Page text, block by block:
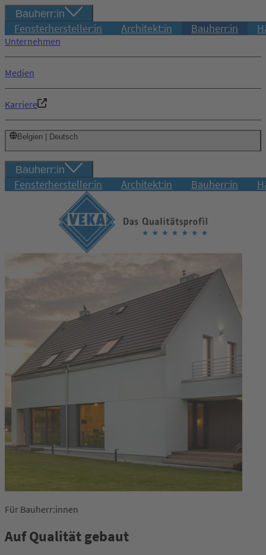
Bauherr:in
Fensterhersteller:in Architekt:in Bauherr:in
Unternehmen
Medien
Karriere
Belgien | Deutsch
Bauherr:in
Fensterhersteller:in Architekt:in Bauherr:in
Für Bauherr:innen
Auf Qualität gebaut